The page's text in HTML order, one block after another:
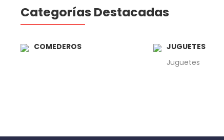
Categorías Destacadas
COMEDEROS
JUGUETES
Juguetes